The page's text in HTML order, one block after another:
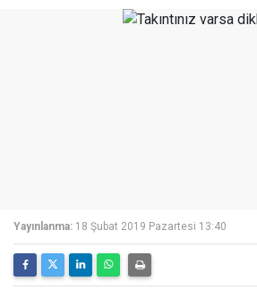
Yayınlanma: 18 Şubat 2019 Pazartesi 13:40